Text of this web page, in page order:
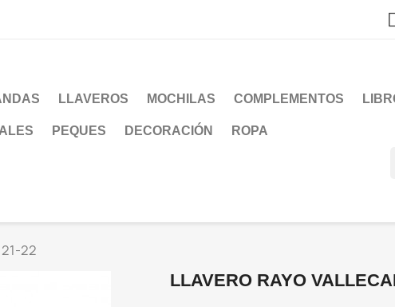
LLAVEROS MOCHILAS COMPLEMENTOS
PEQUES DECORACIÓN ROPA
22
LLAVERO RAYO